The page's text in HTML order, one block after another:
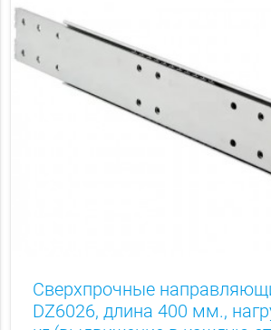
Сверхпрочные
DZ6026, длина 400 мм.,